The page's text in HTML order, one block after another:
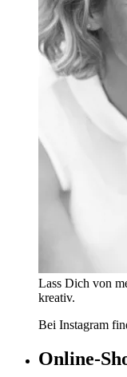
Lass Dich von
kreativ.
Bei Instagram
Online-